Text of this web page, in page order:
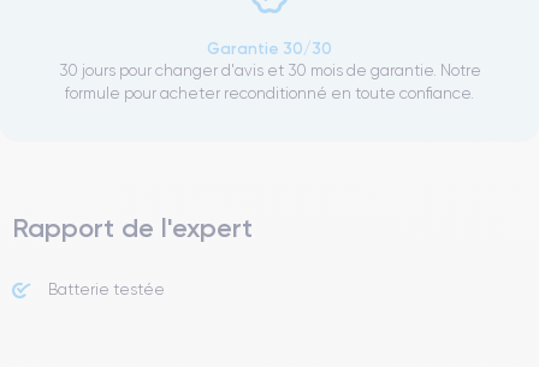
Garantie 30/30
30 jours pour changer d'avis et 30 mois de garantie. Notre
formule pour acheter reconditionné en toute confiance.
Rapport de l'expert
Batterie testée